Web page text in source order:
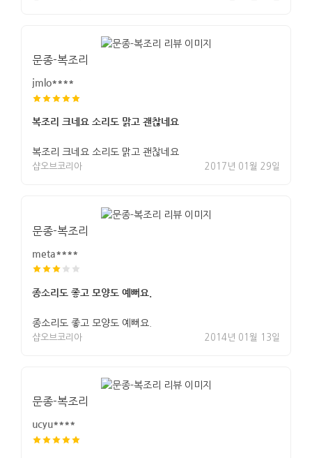
문종-복조리
jmlo****
복조리 크네요 소리도 맑고 괜찮네요
복조리 크네요 소리도 맑고 괜찮네요
샵오브코리아 2017년 01월 29일
문종-복조리
meta****
종소리도 좋고 모양도 예뻐요.
종소리도 좋고 모양도 예뻐요.
샵오브코리아 2014년 01월 13일
문종-복조리
ucyu****